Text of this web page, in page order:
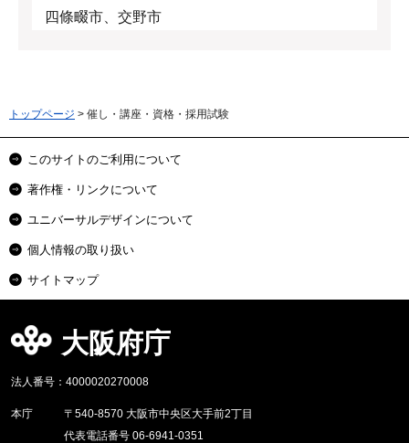
四條畷市、交野市
トップページ > 催し・講座・資格・採用試験
このサイトのご利用について
著作権・リンクについて
ユニバーサルデザインについて
個人情報の取り扱い
サイトマップ
大阪府庁
法人番号：4000020270008
本庁
〒540-8570 大阪市中央区大手前2丁目
代表電話番号 06-6941-0351